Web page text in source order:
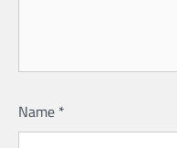
Name *